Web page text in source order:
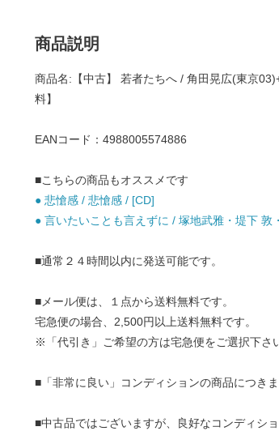
商品説明
商品名:【中古】 若者たちへ / 角田晃広(東京
料】
EANコード：4988005574886
■こちらの商品もオススメです
● 悲愴感 / 悲愴感 / [CD]
● 言いたいことも言えずに / 塚地武雅・堤下 敦
■通常２４時間以内に発送可能です。
■メール便は、１点から送料無料です。
宅急便の場合、2,500円以上送料無料です。
※「代引き」ご希望の方は宅急便をご選択下さ
■「非常に良い」コンディションの商品につき
■中古品ではございますが、良好なコンディショ